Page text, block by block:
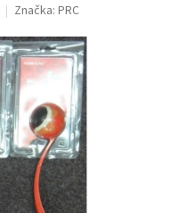
Značka: PRC